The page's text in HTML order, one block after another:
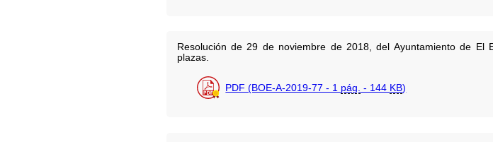
Resolución de 29 de noviembre de 2018, del Ayuntamiento de
plazas.
PDF (BOE-A-2019-77 - 1 pág. - 144 KB)